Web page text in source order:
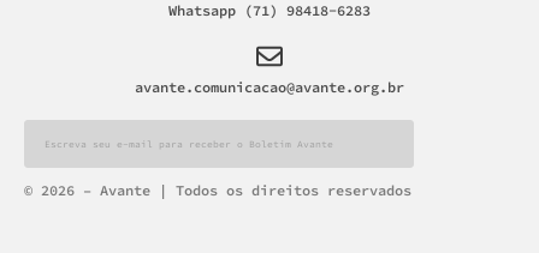
Whatsapp (71) 98418-6283
avante.comunicacao@avante.org.br
Alternative:
© 2026 – Avante | Todos os direitos reservados